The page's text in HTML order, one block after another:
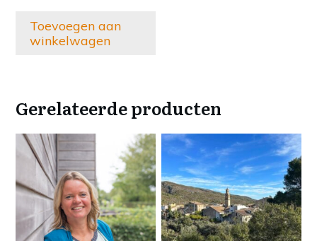
Toevoegen aan
winkelwagen
Gerelateerde producten